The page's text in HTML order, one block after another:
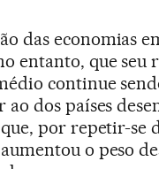
das economias
entanto, que seu
continue
ao dos países
por repetir-se
o peso